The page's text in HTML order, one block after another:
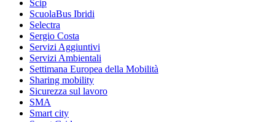
Scip
ScuolaBus Ibridi
Selectra
Sergio Costa
Servizi Aggiuntivi
Servizi Ambientali
Settimana Europea della Mobilità
Sharing mobility
Sicurezza sul lavoro
SMA
Smart city